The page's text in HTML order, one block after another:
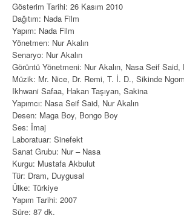
Gösterim Tarihi: 26 Kasım 2010
Dağıtım: Nada Film
Yapım: Nada Film
Yönetmen: Nur Akalın
Senaryo: Nur Akalın
Görüntü Yönetmeni: Nur Akalın, Nasa Seif Said,
Müzik: Mr. Nice, Dr. Remi, T. İ. D., Sikinde
Ikhwani Safaa, Hakan Taşıyan, Sakina
Yapımcı: Nasa Seif Said, Nur Akalın
Desen: Maga Boy, Bongo Boy
Ses: İmaj
Laboratuar: Sinefekt
Sanat Grubu: Nur – Nasa
Kurgu: Mustafa Akbulut
Tür: Dram, Duygusal
Ülke: Türkiye
Yapım Tarihi: 2007
Süre: 87 dk.